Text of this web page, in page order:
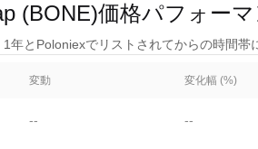
(BONE)価格パフォー
年とPoloniexでリストされてからの時間
変動 変化幅 (%)
-- --